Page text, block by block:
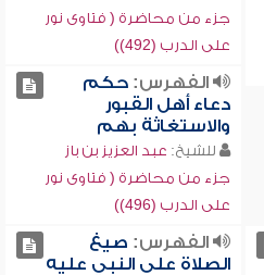
جزء من محاضرة ( فتاوى نور
على الدرب (492))
الفهرس:حكم
دعاء أهل القبور
والاستغاثة بهم
للشيخ: عبد العزيز بن باز
جزء من محاضرة ( فتاوى نور
على الدرب (496))
الفهرس: صيغ
الصلاة على النبي عليه